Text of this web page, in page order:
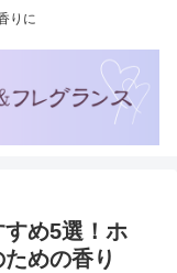
りに
め5選！ホ
めの香り